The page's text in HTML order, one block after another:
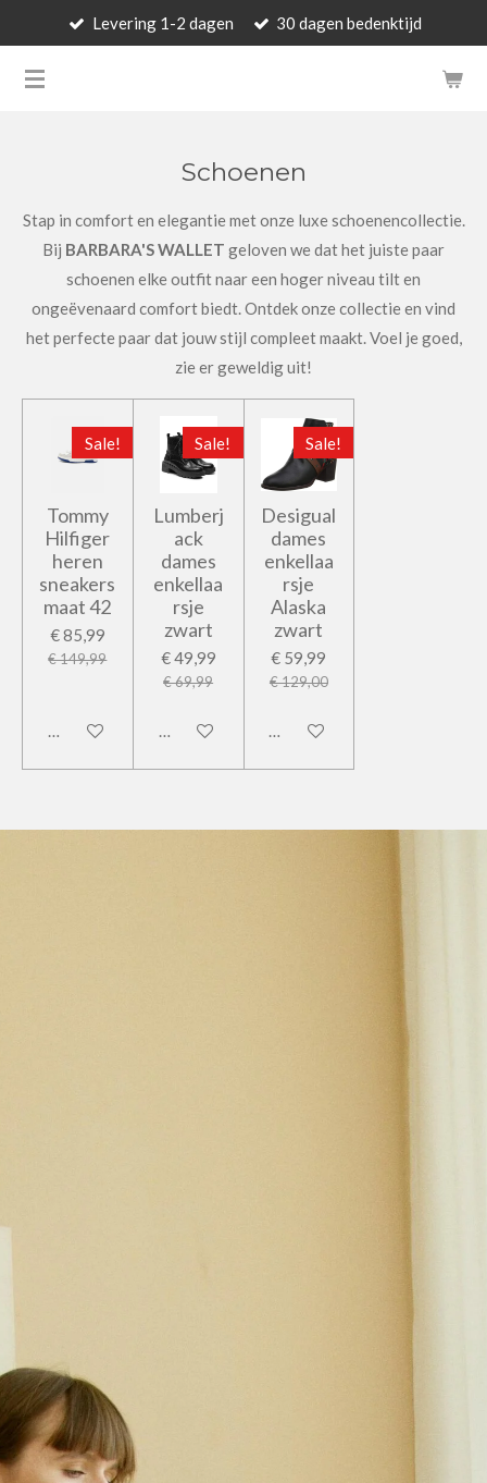
naar
BARBARA'S WALLET -
Levering 1-2 dagen 30 dagen bedenktijd
Schoenen
Stap in comfort en elegantie met onze luxe schoenencollectie.
Bij BARBARA'S WALLET geloven we dat het juiste paar
schoenen elke outfit naar een hoger niveau tilt en
ongeëvenaard comfort biedt. Ontdek onze collectie en vind
het perfecte paar dat jouw stijl compleet maakt. Voel je goed,
zie er geweldig uit!
Sale!
Tommy
Hilfiger
heren
sneakers
maat 42
€ 85,99
€ 149,99
In winkelwagen
Sale!
Lumberj
ack
dames
enkellaa
rsje
zwart
€ 49,99
€ 69,99
In winkelwagen
Sale!
Desigual
dames
enkellaa
rsje
Alaska
zwart
€ 59,99
€ 129,00
In winkelwagen